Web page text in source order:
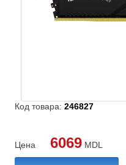
Код товара:246827
Цена 6069 MDL